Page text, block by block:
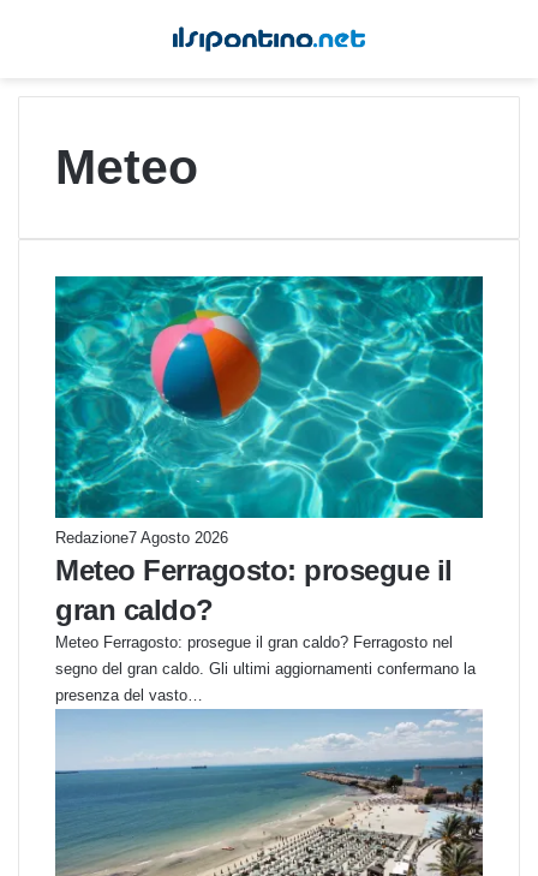
Meteo
Redazione7 Agosto 2026
Meteo Ferragosto: prosegue il
gran caldo?
Meteo Ferragosto: prosegue il gran caldo? Ferragosto nel
segno del gran caldo. Gli ultimi aggiornamenti confermano la
presenza del vasto…